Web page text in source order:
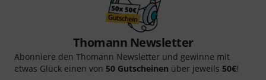
Thomann Newsletter
Abonniere den Thomann Newsletter und gewinne mit
etwas Glück einen von 50 Gutscheinen über jeweils 50€!